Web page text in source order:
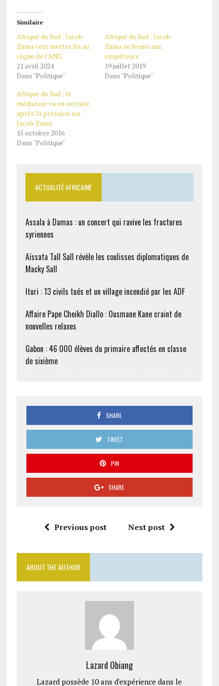
Similaire
Afrique du Sud : Jacob
Zuma veut mettre fin au
règne de l’ANC
21 avril 2024
Dans "Politique"
Afrique du Sud : Jacob
Zuma se ferme aux
enquêteurs
19 juillet 2019
Dans "Politique"
Afrique du Sud : le
médiateur va en retraite
après la pression sur
Jacob Zuma
15 octobre 2016
Dans "Politique"
ACTUALITÉ AFRICAINE
Assala à Damas : un concert qui ravive les fractures
syriennes
Aïssata Tall Sall révèle les coulisses diplomatiques de
Macky Sall
Ituri : 13 civils tués et un village incendié par les ADF
Affaire Pape Cheikh Diallo : Ousmane Kane craint de
nouvelles relaxes
Gabon : 46 000 élèves du primaire affectés en classe
de sixième
SHARE
TWEET
PIN
SHARE
Previous post Next post
ABOUT THE AUTHOR
Lazard Obiang
Lazard possède 10 ans d'expérience dans le